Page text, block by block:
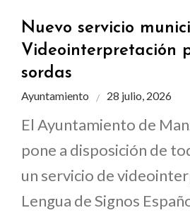
Nuevo servicio
Videointerpretación
sordas
Ayuntamiento 28 julio, 2026
El Ayuntamiento de
pone a disposición de
un servicio de
Lengua de Signos